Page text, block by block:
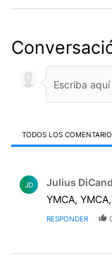
TODOS LOS
JD Julius
YMCA,
RESPONDER